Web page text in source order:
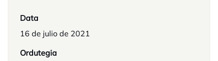
Data
16 de julio de 2021
Ordutegia